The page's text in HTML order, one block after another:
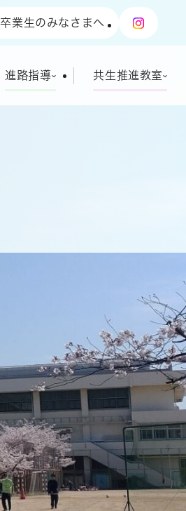
進路指導 共生推進教室
卒業生のみなさまへ